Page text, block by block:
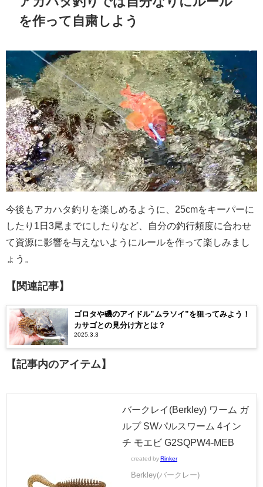
を作って自粛しよう
今後もアカハタ釣りを楽しめるように、25cmをキーパーに
したり1日3尾までにしたりなど、自分の釣行頻度に合わせ
て資源に影響を与えないようにルールを作って楽しみまし
ょう。
【関連記事】
ゴロタや磯のアイドル”ムラソイ”を狙ってみよう！
カサゴとの見分け方とは？
2025.3.3
【記事内のアイテム】
バークレイ(Berkley) ワーム ガ
ルプ SWパルスワーム 4イン
チ モエビ G2SQPW4-MEB
created by Rinker
Berkley(バークレー)